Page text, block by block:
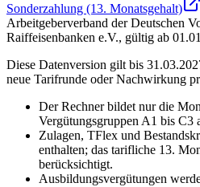
Sonderzahlung (13. Monatsgehalt)
Arbeitgeberverband der Deutschen
Raiffeisenbanken e.V., gültig ab
Diese Datenversion gilt bis
neue Tarifrunde oder Nachwirkung
Der Rechner bildet nur die
Vergütungsgruppen A1 bis C3
Zulagen, TFlex und
enthalten; das tarifliche 13.
berücksichtigt.
Ausbildungsvergütungen